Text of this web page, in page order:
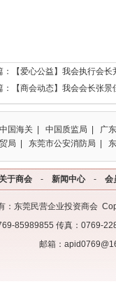
【爱心公益】我会执行会
【商会动态】我会会长张
国海关 | 中国质监局 | 广
局 | 东莞市公安消防局 |
关于商会 - 新闻中心-会
：东莞民营企业投资商会
85989855 传真：0769-
邮箱：